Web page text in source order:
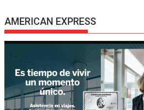
AMERICAN EXPRESS